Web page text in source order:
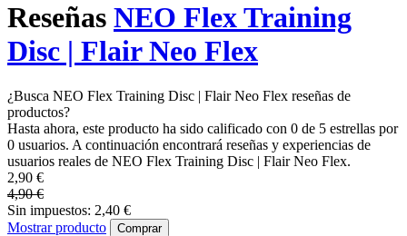
Reseñas NEO Flex Training
Disc | Flair Neo Flex
¿Busca NEO Flex Training Disc | Flair Neo Flex reseñas de
productos?
Hasta ahora, este producto ha sido calificado con 0 de 5 estrellas por
0 usuarios. A continuación encontrará reseñas y experiencias de
usuarios reales de NEO Flex Training Disc | Flair Neo Flex.
2,90 €
4,90 €
Sin impuestos: 2,40 €
Mostrar producto
Comprar